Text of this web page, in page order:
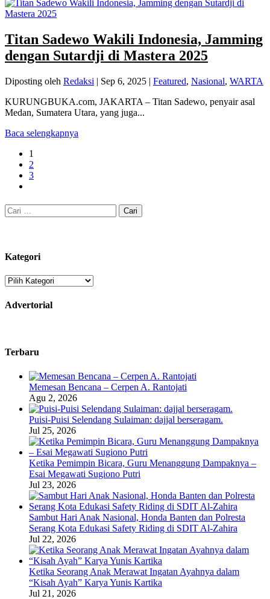
Titan Sadewo Wakili Indonesia, Jamming
dengan Sutardji di Mastera 2025
Diposting oleh Redaksi | Sep 6, 2025 | Featured, Nasional, WARTA
KURUNGBUKA.com, JAKARTA – Titan Sadewo, penyair asal
Medan, Sumatera Utara, yang juga...
Baca selengkapnya
1
2
3
Cari
untuk:
Kategori
Kategori
Advertorial
Terbaru
Memesan Bencana – Cerpen A. Rantojati
Agu 2, 2026
Puisi-Puisi Selendang Sulaiman: dajjal berseragam.
Jul 25, 2026
Ketika Pemimpin Bicara, Guru Menanggung Dampaknya –
Esai Megawati Sugiono Putri
Jul 23, 2026
Sambut Hari Anak Nasional, Honda Banten dan Polresta
Serang Kota Edukasi Safety Riding di SDIT Al-Zahira
Jul 22, 2026
Ketika Seorang Anak Merawat Ingatan Ayahnya dalam
“Kisah Ayah” Karya Yunis Kartika
Jul 21, 2026